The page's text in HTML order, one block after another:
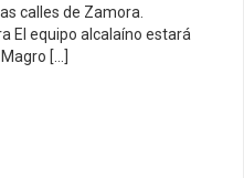
calles de Zamora.
El equipo alcalaíno estará
[…]